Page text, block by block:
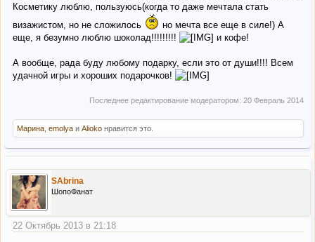
Косметику люблю, пользуюсь(когда то даже мечтала стать
визажистом, но не сложилось
но мечта все еще в силе!) А
еще, я безумно люблю шоколад!!!!!!!!!
и кофе!
А вообще, рада буду любому подарку, если это от души!!!! Всем
удачной игры и хороших подарочков!
Последнее редактирование модератором: 20 Февраль 2014
Марина emolya и Alioko нравится это.
SAbrina
ШопоФанат
22 Октябрь 2013 в 21:18